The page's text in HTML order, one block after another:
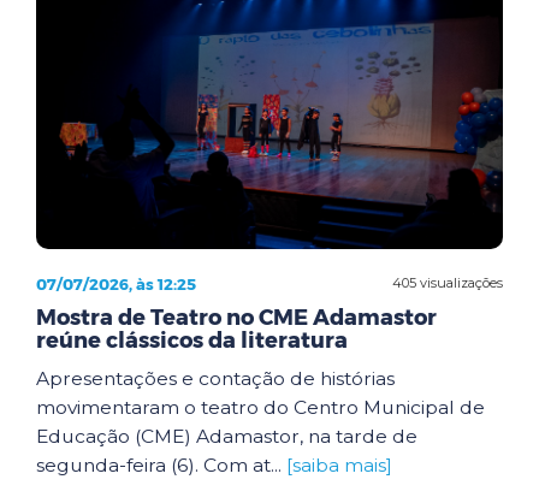
405 visualizações
07/07/2026, às 12:25
Mostra de Teatro no CME Adamastor
reúne clássicos da literatura
Apresentações e contação de histórias
movimentaram o teatro do Centro Municipal de
Educação (CME) Adamastor, na tarde de
segunda-feira (6). Com at... [saiba mais]